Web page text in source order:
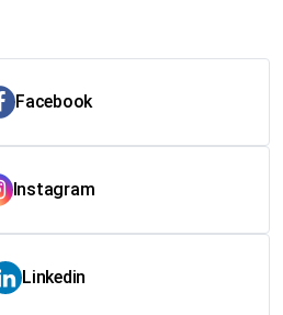
Facebook
Instagram
Linkedin